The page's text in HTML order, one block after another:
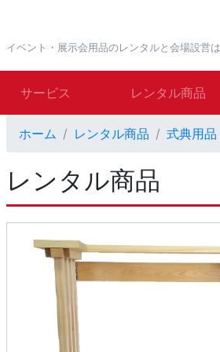
イベント・展示会用品のレンタルと会場設営
サービス レンタル商品
ホーム レンタル商品 式典用品
レンタル商品